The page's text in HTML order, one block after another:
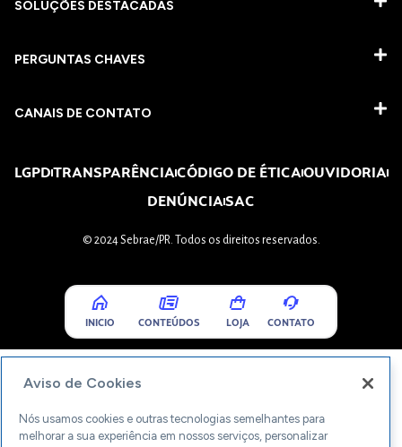
SOLUÇÕES DESTACADAS
PERGUNTAS CHAVES​
CANAIS DE CONTATO
LGPDTRANSPARÊNCIACÓDIGO DE ÉTICAOUVIDORIA
DENÚNCIASAC
© 2024 Sebrae/PR. Todos os direitos reservados.
INICIO CONTEÚDOS LOJA CONTATO
Aviso de Cookies
Nós usamos cookies e outras tecnologias semelhantes para
melhorar a sua experiência em nossos serviços, personalizar